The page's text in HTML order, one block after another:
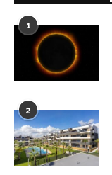
1
2